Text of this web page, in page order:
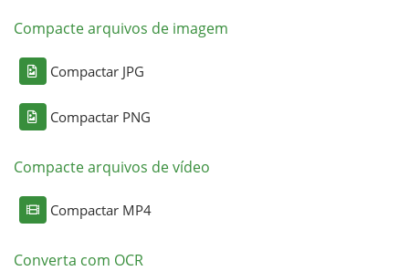
Compacte arquivos de imagem
Compactar JPG
Compactar PNG
Compacte arquivos de vídeo
Compactar MP4
Converta com OCR